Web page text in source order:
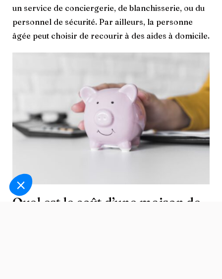
un service de conciergerie, de blanchisserie, ou du
personnel de sécurité. Par ailleurs, la personne
âgée peut choisir de recourir à des aides à domicile.
Quel est le coût d’une maison de